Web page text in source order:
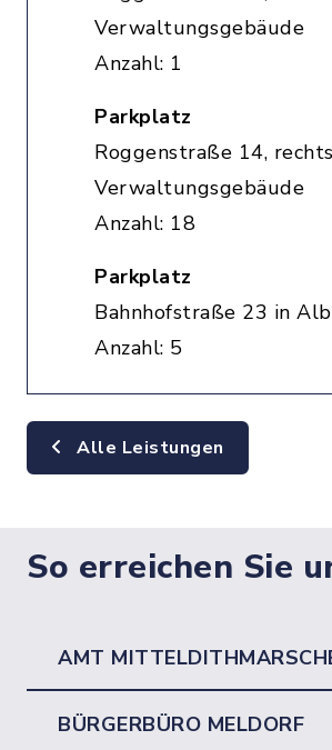
Verwaltungsgebäude
Anzahl: 1
Parkplatz
Roggenstraße 14,
Verwaltungsgebäude
Anzahl: 18
Parkplatz
Bahnhofstraße 23 in
Anzahl: 5
Alle Leistungen
So erreichen Sie
AMT
BÜRGERBÜRO MELDORF